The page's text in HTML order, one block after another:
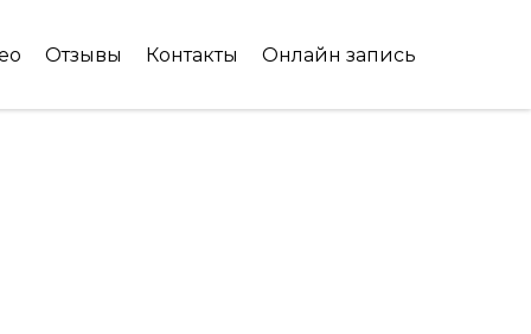
Отзывы Контакты Онлайн запись